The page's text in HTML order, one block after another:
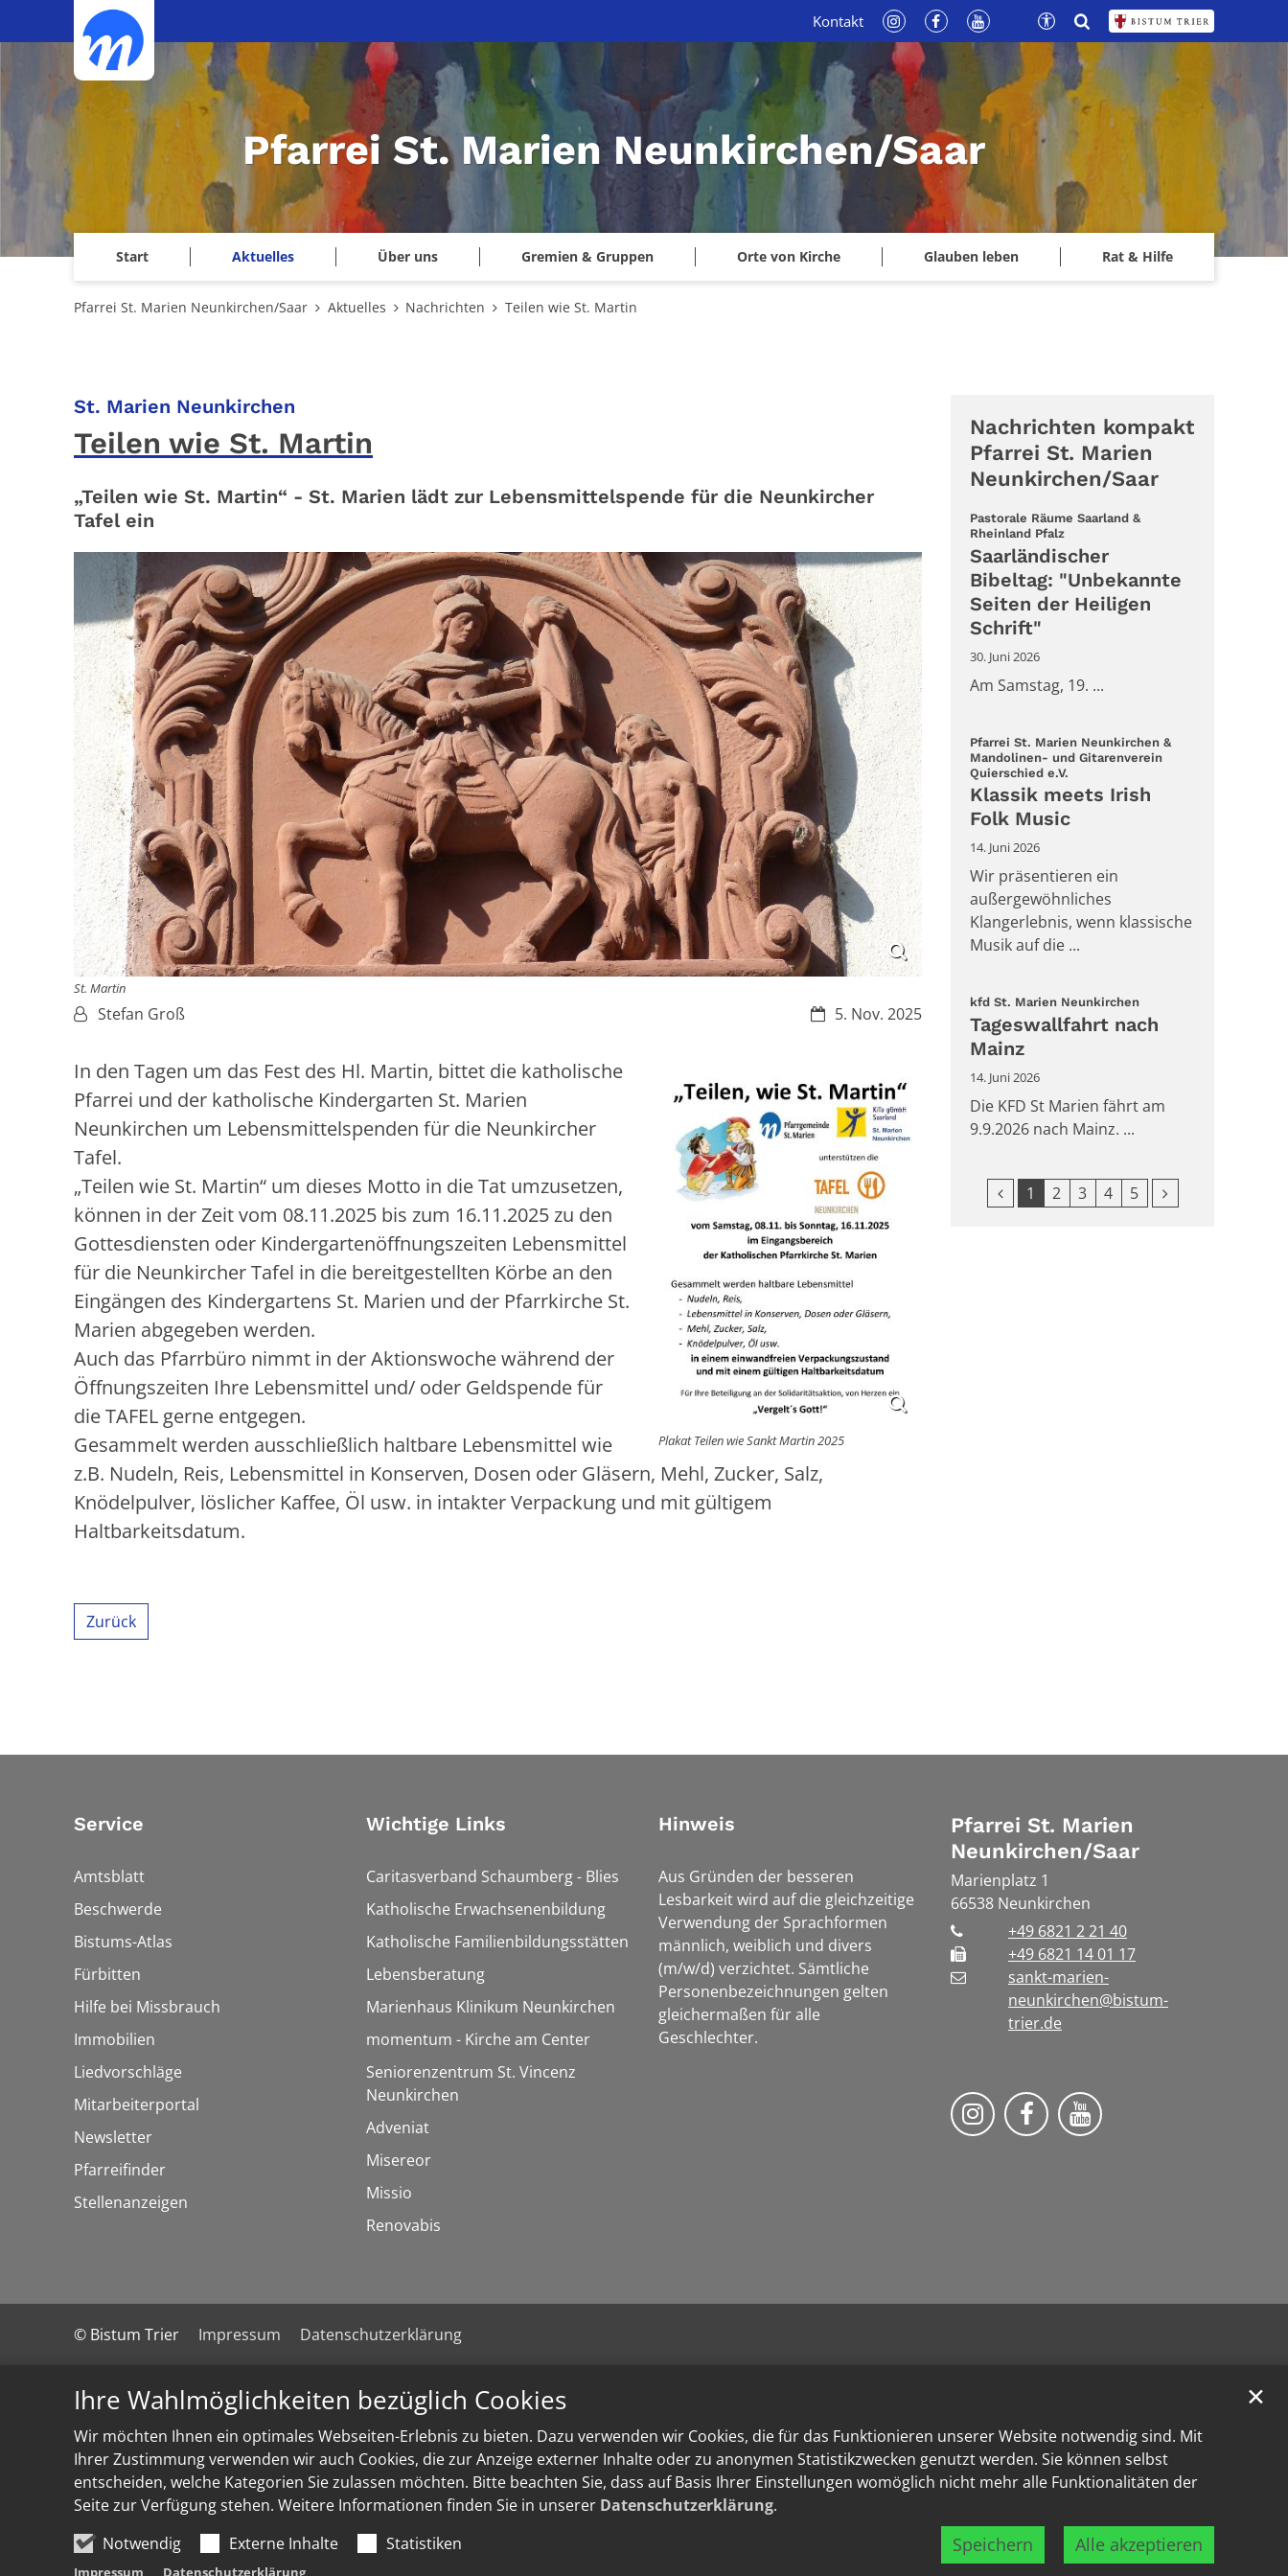
Ihre Wahlmöglichkeiten bezüglich Cookies
Wir möchten Ihnen ein optimales Webseiten-Erlebnis zu bieten. Dazu verwenden wir Cookies, die für das Funktionieren unserer Website notwendig sind. Mit
Ihrer Zustimmung verwenden wir auch Cookies, die zur Anzeige externer Inhalte oder zu anonymen Statistikzwecken genutzt werden. Sie können selbst
entscheiden, welche Kategorien Sie zulassen möchten. Bitte beachten Sie, dass auf Basis Ihrer Einstellungen womöglich nicht mehr alle Funktionalitäten der
Seite zur Verfügung stehen. Weitere Informationen finden Sie in unserer Datenschutzerklärung.
Notwendig
Externe Inhalte Statistiken Speichern Alle akzeptieren
✕
Impressum Datenschutzerklärung
Zum Inhalt springen
Pfarrei St. Marien Neunkirchen/Saar
Start Aktuelles Über uns Gremien & Gruppen Orte von Kirche Glauben leben Rat & Hilfe
Kontakt
Pfarrei St. Marien Neunkirchen/Saar Aktuelles Nachrichten Teilen wie St. Martin
St. Marien Neunkirchen
Teilen wie St. Martin
„Teilen wie St. Martin“ - St. Marien lädt zur Lebensmittelspende für die Neunkircher
Tafel ein
St. Martin
Datum:5. Nov. 2025
Von:Stefan Groß
Plakat Teilen wie Sankt Martin 2025
In den Tagen um das Fest des Hl. Martin, bittet die katholische
Pfarrei und der katholische Kindergarten St. Marien
Neunkirchen um Lebensmittelspenden für die Neunkircher
Tafel.
„Teilen wie St. Martin“ um dieses Motto in die Tat umzusetzen,
können in der Zeit vom 08.11.2025 bis zum 16.11.2025 zu den
Gottesdiensten oder Kindergartenöffnungszeiten Lebensmittel
für die Neunkircher Tafel in die bereitgestellten Körbe an den
Eingängen des Kindergartens St. Marien und der Pfarrkirche St.
Marien abgegeben werden.
Auch das Pfarrbüro nimmt in der Aktionswoche während der
Öffnungszeiten Ihre Lebensmittel und/ oder Geldspende für
die TAFEL gerne entgegen.
Gesammelt werden ausschließlich haltbare Lebensmittel wie
z.B. Nudeln, Reis, Lebensmittel in Konserven, Dosen oder Gläsern, Mehl, Zucker, Salz,
Knödelpulver, löslicher Kaffee, Öl usw. in intakter Verpackung und mit gültigem
Haltbarkeitsdatum.
Zurück
Nachrichten kompakt
Pfarrei St. Marien
Neunkirchen/Saar
Pastorale Räume Saarland &
Rheinland Pfalz
Saarländischer
Bibeltag: "Unbekannte
Seiten der Heiligen
Schrift"
30. Juni 2026
Am Samstag, 19. ...
Pfarrei St. Marien Neunkirchen &
Mandolinen- und Gitarenverein
Quierschied e.V.
Klassik meets Irish
Folk Music
14. Juni 2026
Wir präsentieren ein
außergewöhnliches
Klangerlebnis, wenn klassische
Musik auf die ...
kfd St. Marien Neunkirchen:
Tageswallfahrt nach
Mainz
14. Juni 2026
Die KFD St Marien fährt am
9.9.2026 nach Mainz. ...
Vorherige Seite
1 2 3 4 5 Nächste Seite
Service
Amtsblatt
Beschwerde
Bistums-Atlas
Fürbitten
Hilfe bei Missbrauch
Immobilien
Liedvorschläge
Mitarbeiterportal
Newsletter
Pfarreifinder
Stellenanzeigen
Wichtige Links
Caritasverband Schaumberg - Blies
Katholische Erwachsenenbildung
Katholische Familienbildungsstätten
Lebensberatung
Marienhaus Klinikum Neunkirchen
momentum - Kirche am Center
Seniorenzentrum St. Vincenz
Neunkirchen
Adveniat
Misereor
Missio
Renovabis
Hinweis
Aus Gründen der besseren
Lesbarkeit wird auf die gleichzeitige
Verwendung der Sprachformen
männlich, weiblich und divers
(m/w/d) verzichtet. Sämtliche
Personenbezeichnungen gelten
gleichermaßen für alle
Geschlechter.
Pfarrei St. Marien
Neunkirchen/Saar
Marienplatz 1
66538 Neunkirchen
+49 6821 2 21 40
+49 6821 14 01 17
sankt-marien-
neunkirchen@bistum-
trier.de
Bistum Trier auf Instragram
Die Pfarrei auf Facebook
Die Pfarrei auf
© Bistum Trier Impressum Datenschutzerklärung